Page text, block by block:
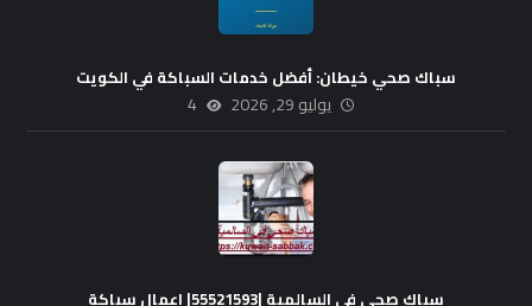
سباك صحي خيطان: أفضل خدمات السباكة في الكويت
يوليو 29, 2026 4
سباك صحي في السالمية |55521593| اعمال سباكة